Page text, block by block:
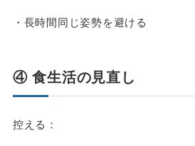
・長時間同じ姿勢を避ける
④ 食生活の見直し
控える：